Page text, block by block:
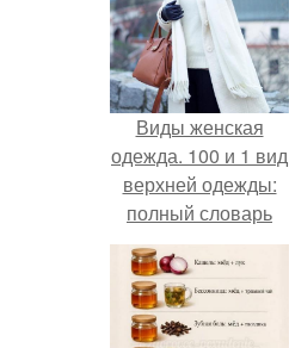
Виды женская
одежда. 100 и 1 вид
верхней одежды:
полный словарь
видов пальто,
курток и прочего